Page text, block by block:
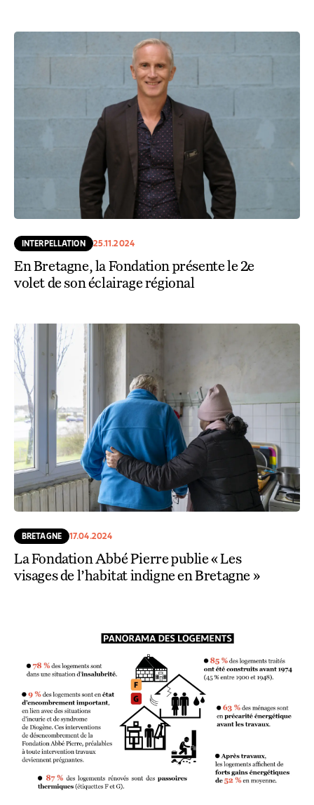
INTERPELLATION 25.11.2024
En Bretagne, la Fondation présente le 2e
volet de son éclairage régional
BRETAGNE 17.04.2024
La Fondation Abbé Pierre publie « Les
visages de l’habitat indigne en Bretagne »